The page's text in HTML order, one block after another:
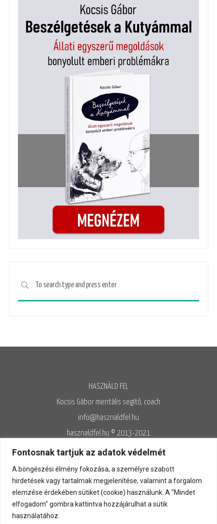
Fontosnak tartjuk az adatok védelmét
A böngészési élmény fokozása, a személyre szabott
hirdetések vagy tartalmak megjelenítése, valamint a forgalom
elemzése érdekében sütiket (cookie) használunk. A "Mindet
elfogadom" gombra kattintva hozzájárulhat a sütik
használatához.
HASZNÁLD FEL
Kocsis Gábor mentális segítő, coach
info@hasznaldfel.hu
hasznaldfel.hu © 2013-2021
Írásaim szerzői jogi védelem alatt állnak, felhasználásuk kizárólag az
Adatvédelmi szabályzatnak megfelelően engedélyezett.
Adatvédelem◊Adatkezelés◊Általános szerződési feltételek◊
Kapcsolat